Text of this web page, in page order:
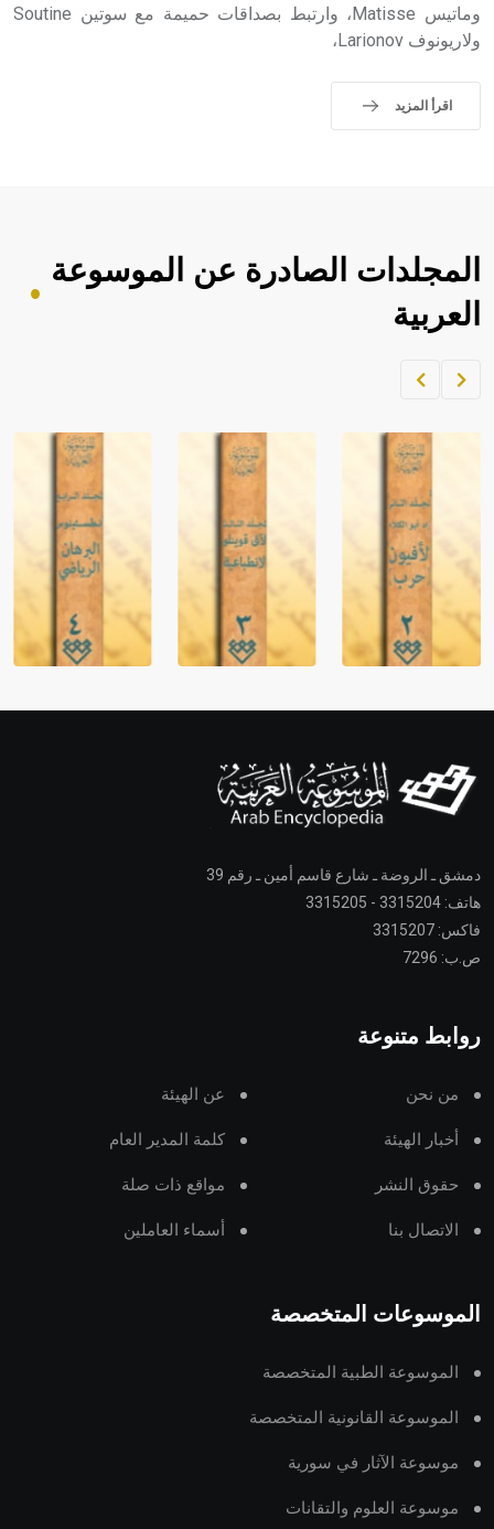
وماتيس Matisse، وارتبط بصداقات حميمة مع سوتين Soutine
ولاريونوف Larionov،
اقرأ المزيد
المجلدات الصادرة عن الموسوعة
العربية
دمشق ـ الروضة ـ شارع قاسم أمين ـ رقم 39
هاتف: 3315204 - 3315205
فاكس: 3315207
ص.ب: 7296
روابط متنوعة
من نحن عن الهيئة
أخبار الهيئة كلمة المدير العام
حقوق النشر مواقع ذات صلة
الاتصال بنا أسماء العاملين
الموسوعات المتخصصة
الموسوعة الطبية المتخصصة
الموسوعة القانونية المتخصصة
موسوعة الآثار في سورية
موسوعة العلوم والتقانات